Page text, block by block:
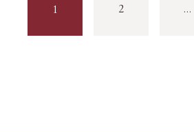
1 2 …